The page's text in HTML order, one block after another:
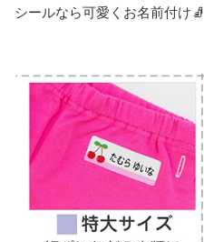
シールなら可愛くお名前付け🧦